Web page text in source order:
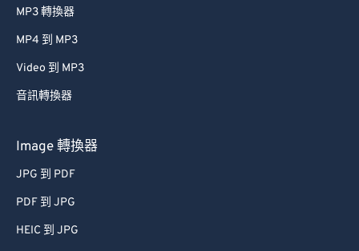
MP3 轉換器
MP4 到 MP3
Video 到 MP3
音訊轉換器
Image 轉換器
JPG 到 PDF
PDF 到 JPG
HEIC 到 JPG